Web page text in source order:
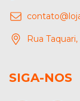
Rua
SIGA-NOS